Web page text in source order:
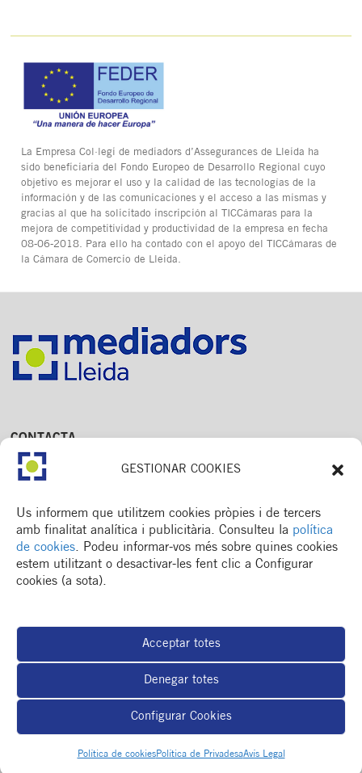
GESTIONAR COOKIES
Us informem que utilitzem cookies pròpies i de tercers
amb finalitat analítica i publicitària. Consulteu la política
de cookies. Podeu informar-vos més sobre quines cookies
estem utilitzant o desactivar-les fent clic a Configurar
cookies (a sota).
Acceptar totes
Denegar totes
Configurar Cookies
Política de cookiesPolítica de PrivadesaAvís Legal
La Empresa Col·legi de mediadors d’Assegurances de Lleida ha
sido beneficiaria del Fondo Europeo de Desarrollo Regional cuyo
objetivo es mejorar el uso y la calidad de las tecnologías de la
información y de las comunicaciones y el acceso a las mismas y
gracias al que ha solicitado inscripción al TICCámaras para la
mejora de competitividad y productividad de la empresa en fecha
08-06-2018. Para ello ha contado con el apoyo del TICCámaras de
la Cámara de Comercio de Lleida.
CONTACTA
Av. Dr. Fleming, 15,
2n. 1a
T. 973 245 133
M. 672 018 236
Col·legi
Formació / esdeveniments
Actualitat
Borsa de treball
Contacte